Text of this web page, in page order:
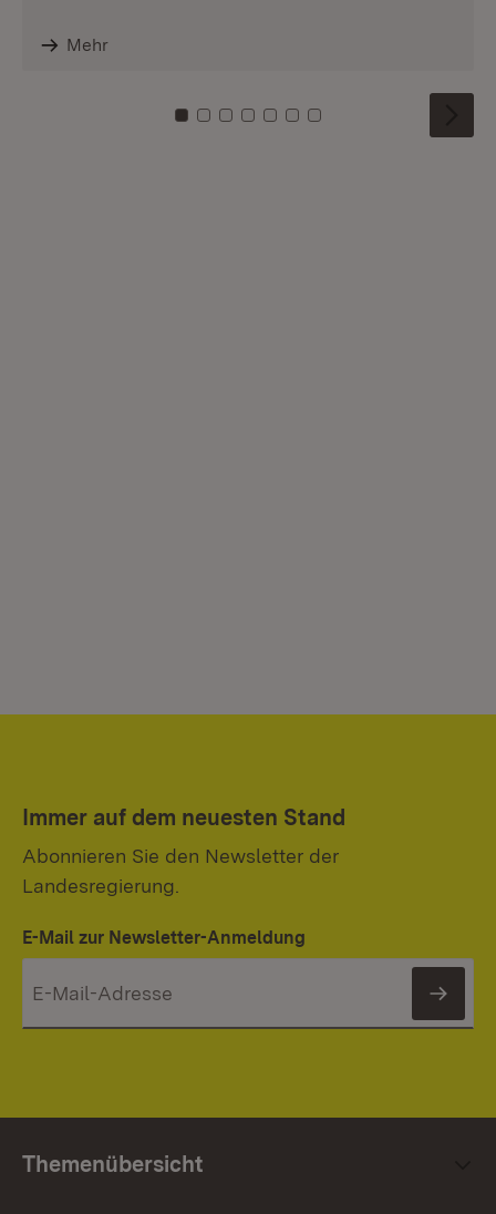
Mehr
Zu Kachel: 0
Zu Kachel: 1
Zu Kachel: 2
Zu Kachel: 3
Zu Kachel: 4
Zu Kachel: 5
Zu Kachel: 6
Immer auf dem neuesten Stand
Abonnieren Sie den Newsletter der
Landesregierung.
E-Mail zur Newsletter-Anmeldung
Themenübersicht